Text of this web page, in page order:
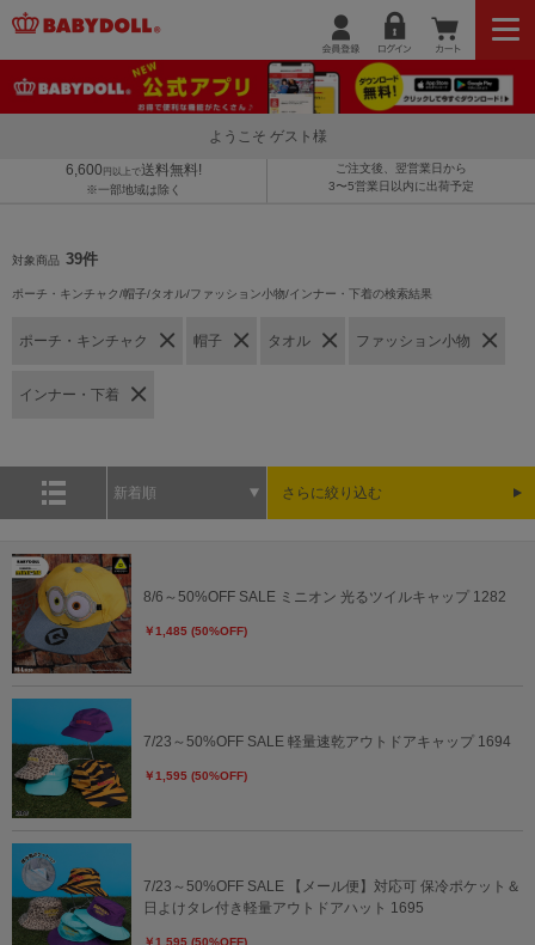
ようこそ ゲスト様
6,600 円以上で送料無料!
※一部地域は除く
ご注文後、翌営業日から
3〜5営業日以内に出荷予定
対象商品 39件
ポーチ・キンチャク/帽子/タオル/ファッション小物/インナー・下着の検索結果
ポーチ・キンチャク 帽子 タオル ファッション小物
インナー・下着
新着順 さらに絞り込む
8/6～50%OFF SALE ミニオン 光るツイルキャップ 1282
￥1,485 (50%OFF)
7/23～50%OFF SALE 軽量速乾アウトドアキャップ 1694
￥1,595 (50%OFF)
7/23～50%OFF SALE 【メール便】対応可 保冷ポケット＆
日よけタレ付き軽量アウトドアハット 1695
￥1,595 (50%OFF)